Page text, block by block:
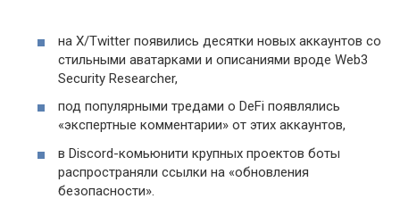
на X/Twitter появились десятки новых аккаунтов со
стильными аватарками и описаниями вроде Web3
Security Researcher,
под популярными тредами о DeFi появлялись
«экспертные комментарии» от этих аккаунтов,
в Discord-комьюнити крупных проектов боты
распространяли ссылки на «обновления
безопасности».